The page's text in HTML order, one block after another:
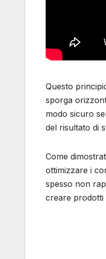
Questo
sporga
modo sicuro
del risultato di
Come
ottimizzare i
spesso non
creare prodotti